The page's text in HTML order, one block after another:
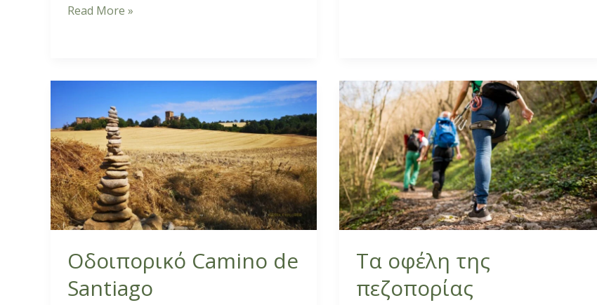
Read More »
Οδοιπορικό Camino de
Santiago
Camino
de
Santiago
Τα οφέλη της
πεζοπορίας
Τα
οφέλη
της
πεζοπορίας